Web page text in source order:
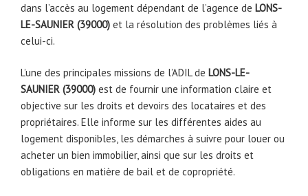
dans l’accès au logement dépendant de l’agence de LONS-
LE-SAUNIER (39000) et la résolution des problèmes liés à
celui-ci.
L’une des principales missions de l’ADIL de LONS-LE-
SAUNIER (39000) est de fournir une information claire et
objective sur les droits et devoirs des locataires et des
propriétaires. Elle informe sur les différentes aides au
logement disponibles, les démarches à suivre pour louer ou
acheter un bien immobilier, ainsi que sur les droits et
obligations en matière de bail et de copropriété.